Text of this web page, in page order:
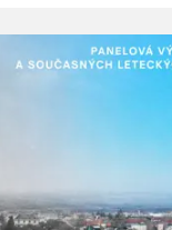
nabízí a co je